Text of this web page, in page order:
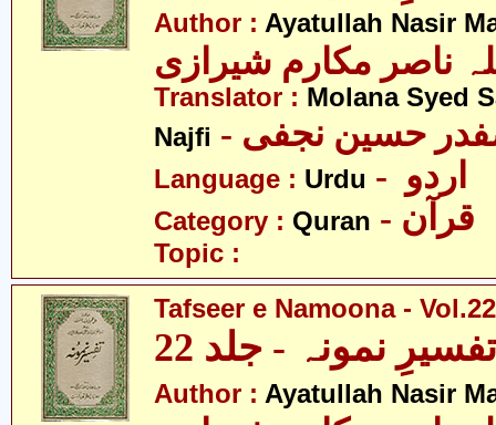
Author : Ayatullah Nasir
ناصر مکارم شیرازی
Translator : Molana Syed
Najfi
صفدر حسین نجفی
Language : Urdu
Category : Quran - قرآن
Topic :
Tafseer e Namoona - Vol.22
تفسیرِ نمونہ - جلد 22
Author : Ayatullah Nasir